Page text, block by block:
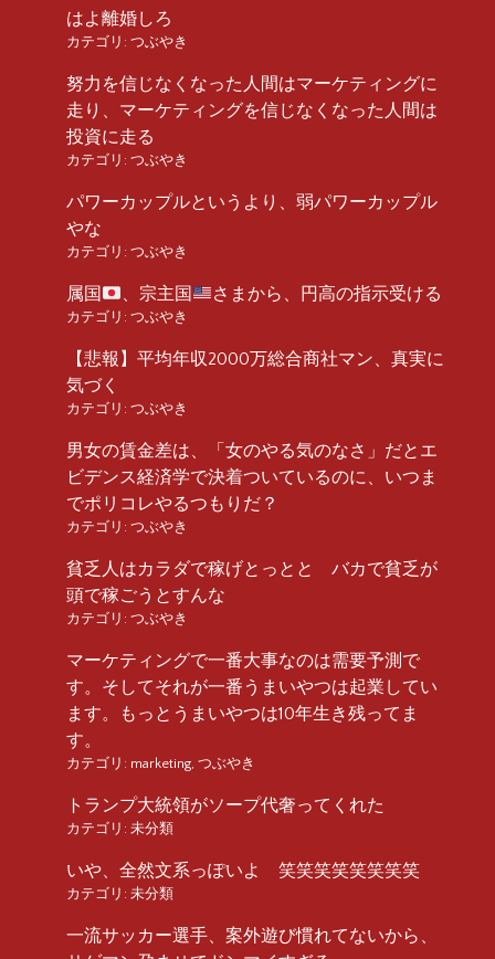
はよ離婚しろ
カテゴリ: つぶやき
努力を信じなくなった人間はマーケティングに
走り、マーケティングを信じなくなった人間は
投資に走る
カテゴリ: つぶやき
パワーカップルというより、弱パワーカップル
やな
カテゴリ: つぶやき
属国 、宗主国 さまから、円高の指示受ける
カテゴリ: つぶやき
【悲報】平均年収2000万総合商社マン、真実に
気づく
カテゴリ: つぶやき
男女の賃金差は、「女のやる気のなさ」だとエ
ビデンス経済学で決着ついているのに、いつま
でポリコレやるつもりだ？
カテゴリ: つぶやき
貧乏人はカラダで稼げとっとと バカで貧乏が
頭で稼ごうとすんな
カテゴリ: つぶやき
マーケティングで一番大事なのは需要予測で
す。そしてそれが一番うまいやつは起業してい
ます。もっとうまいやつは10年生き残ってま
す。
カテゴリ: marketing, つぶやき
トランプ大統領がソープ代奢ってくれた
カテゴリ: 未分類
いや、全然文系っぽいよ 笑笑笑笑笑笑笑笑
カテゴリ: 未分類
一流サッカー選手、案外遊び慣れてないから、